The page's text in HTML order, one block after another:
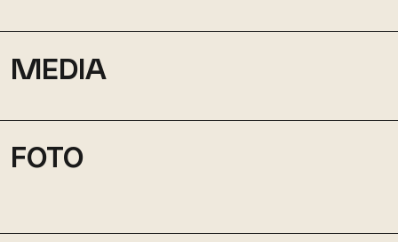
MEDIA
FOTO